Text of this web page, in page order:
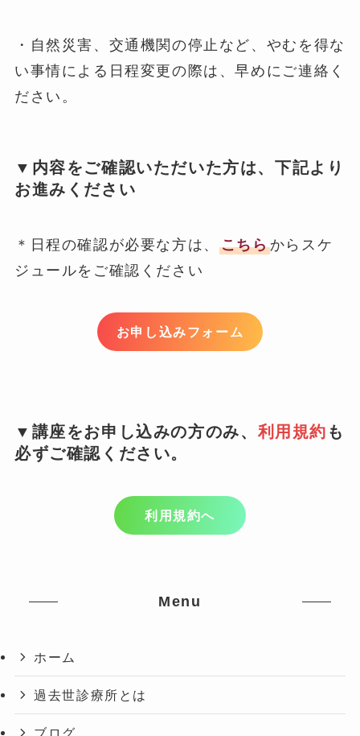
・自然災害、交通機関の停止など、やむを得な
い事情による日程変更の際は、早めにご連絡く
ださい。
▼内容をご確認いただいた方は、下記より
お進みください
＊日程の確認が必要な方は、 こちらからスケ
ジュールをご確認ください
お申し込みフォーム
▼ 講座をお申し込みの方のみ、 利用規約 も
必ずご確認ください。
利用規約へ
Menu
ホーム
過去世診療所とは
ブログ